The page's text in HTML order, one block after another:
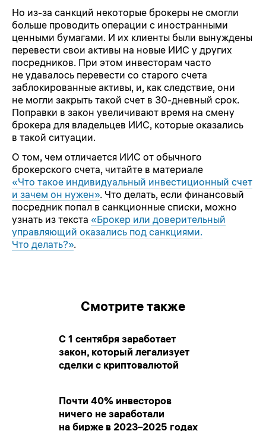
Но из-за санкций некоторые брокеры не смогли
больше проводить операции с иностранными
ценными бумагами. И их клиенты были вынуждены
перевести свои активы на новые ИИС у других
посредников. При этом инвесторам часто
не удавалось перевести со старого счета
заблокированные активы, и, как следствие, они
не могли закрыть такой счет в 30-дневный срок.
Поправки в закон увеличивают время на смену
брокера для владельцев ИИС, которые оказались
в такой ситуации.
О том, чем отличается ИИС от обычного
брокерского счета, читайте в материале
«Что такое индивидуальный инвестиционный счет
и зачем он нужен». Что делать, если финансовый
посредник попал в санкционные списки, можно
узнать из текста «Брокер или доверительный
управляющий оказались под санкциями.
Что делать?».
Смотрите также
С 1 сентября заработает
закон, который легализует
сделки с криптовалютой
Почти 40% инвесторов
ничего не заработали
на бирже в 2023–2025 годах